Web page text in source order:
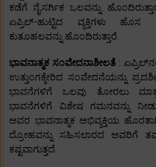
ಕಡೆಗೆ ನೈಸರ್ಗಿಕ ಒಲವನ್ನು
ಏಪ್ರಿಲ್-ಹುಟ್ಟಿದ ವ್ಯಕ್ತಿಗಳು ಹೊಸ
ಕುತೂಹಲವನ್ನು ಹೊಂದಿರುತ್ತಾರೆ.
ಭಾವನಾತ್ಮಕ ಸಂವೇದನಾಶೀಲತೆ :
ಉತ್ತುಂಗಕ್ಕೇರಿದ ಸಂವೇದನೆಯನ್ನು
ಭಾವನೆಗಳಿಗೆ ಒಲವು ತೋರಲು
ಭಾವನೆಗಳಿಗೆ ವಿಶೇಷ ಗಮನವನ್ನು
ಅವರ ಭಾವನಾತ್ಮಕ ಅಭಿವ್ಯಕ್ತಿಯ
ದ್ರೋಹವನ್ನು ಸಹಿಸಲಾರದ ಅವರಿಗೆ
ಕಷ್ಟವಾಗುತ್ತದೆ.